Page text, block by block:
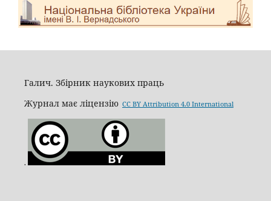
Галич. Збірник наукових праць
Журнал має ліцензію CC BY Attribution 4.0 International
.